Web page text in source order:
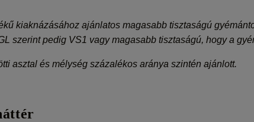
kiaknázásához ajánlatos magasabb tisztaságú
szerint pedig VS1 vagy magasabb tisztaságú, hogy a
asztal és mélység százalékos aránya szintén ajánlott.